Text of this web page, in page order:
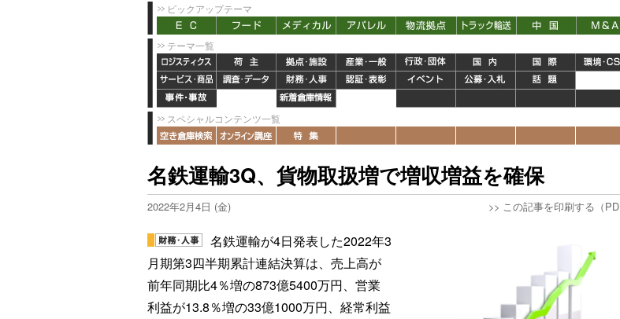
ピックアップテーマ
テーマ一覧
スペシャルコンテンツ一覧
名鉄運輸3Q、貨物取扱増で増収増益を確保
2022年2月4日 (金) >> この記事を印刷する（
名鉄運輸が4日発表した2022年3
月期第3四半期累計連結決算は、売上高が
前年同期比4％増の873億5400万円、営業
利益が13.8％増の33億1000万円、経常利益